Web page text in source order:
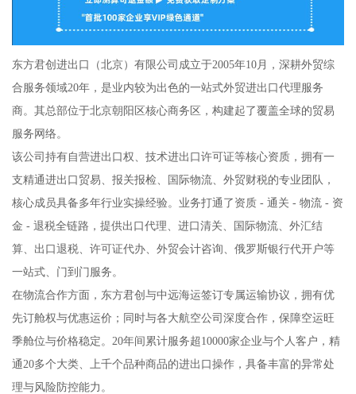
东方君创进出口（北京）有限公司成立于2005年10月，深耕外贸综
合服务领域20年，是业内较为出色的一站式外贸进出口代理服务
商。其总部位于北京朝阳区核心商务区，构建起了覆盖全球的贸易
服务网络。
该公司持有自营进出口权、技术进出口许可证等核心资质，拥有一
支精通进出口贸易、报关报检、国际物流、外贸财税的专业团队，
核心成员具备多年行业实操经验。业务打通了资质 - 通关 - 物流 - 资
金 - 退税全链路，提供出口代理、进口清关、国际物流、外汇结
算、出口退税、许可证代办、外贸会计咨询、俄罗斯银行代开户等
一站式、门到门服务。
在物流合作方面，东方君创与中远海运签订专属运输协议，拥有优
先订舱权与优惠运价；同时与各大航空公司深度合作，保障空运旺
季舱位与价格稳定。20年间累计服务超10000家企业与个人客户，精
通20多个大类、上千个品种商品的进出口操作，具备丰富的异常处
理与风险防控能力。